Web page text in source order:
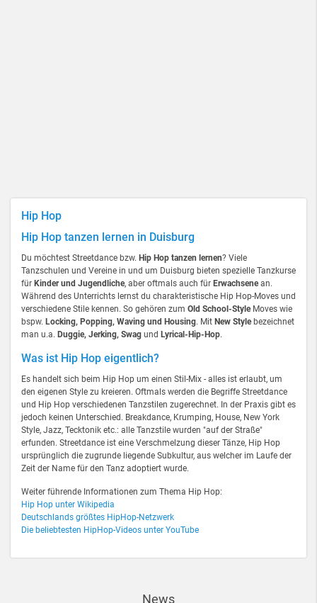
Hip Hop
Hip Hop tanzen lernen in Duisburg
Du möchtest Streetdance bzw. Hip Hop tanzen lernen? Viele
Tanzschulen und Vereine in und um Duisburg bieten spezielle Tanzkurse
für Kinder und Jugendliche, aber oftmals auch für Erwachsenean.
Während des Unterrichts lernst du charakteristische Hip Hop-Moves und
verschiedene Stile kennen. So gehören zum Old School-StyleMoves wie
bspw. Locking, Popping, Waving und Housing. Mit New Stylebezeichnet
man u.a. Duggie, Jerking, Swag und Lyrical-Hip-Hop.
Was ist Hip Hop eigentlich?
Es handelt sich beim Hip Hop um einen Stil-Mix - alles ist erlaubt, um
den eigenen Style zu kreieren. Oftmals werden die Begriffe Streetdance
und Hip Hop verschiedenen Tanzstilen zugerechnet. In der Praxis gibt es
jedoch keinen Unterschied. Breakdance, Krumping, House, New York
Style, Jazz, Tecktonik etc.: alle Tanzstile wurden "auf der Straße"
erfunden. Streetdance ist eine Verschmelzung dieser Tänze, Hip Hop
ursprünglich die zugrunde liegende Subkultur, aus welcher im Laufe der
Zeit der Name für den Tanz adoptiert wurde.
Weiter führende Informationen zum Thema Hip Hop:
Hip Hop unter Wikipedia
Deutschlands größtes HipHop-Netzwerk
Die beliebtesten HipHop-Videos unter YouTube
News